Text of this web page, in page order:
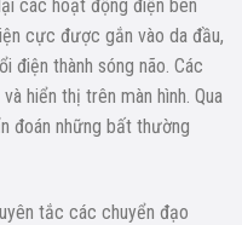
các hoạt động điện bên
cực được gắn vào da đầu,
điện thành sóng não. Các
hiển thị trên màn hình. Qua
đoán những bất thường
tắc các chuyển đạo